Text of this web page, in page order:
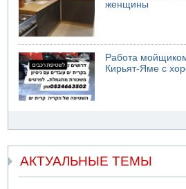
женщины
Работа
Кирьят-Яме с
АКТУАЛЬНЫЕ ТЕМЫ